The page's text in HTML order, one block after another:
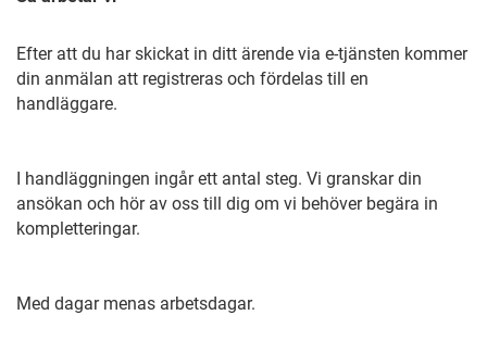
Efter att du har skickat in ditt ärende via e-tjänsten kommer
din anmälan att registreras och fördelas till en
handläggare.
I handläggningen ingår ett antal steg. Vi granskar din
ansökan och hör av oss till dig om vi behöver begära in
kompletteringar.
Med dagar menas arbetsdagar.